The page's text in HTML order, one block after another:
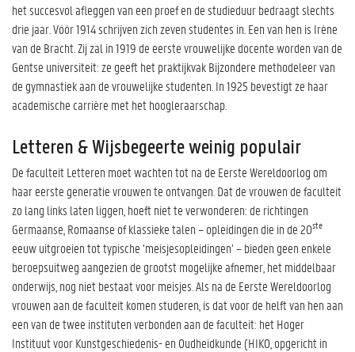
het succesvol afleggen van een proef en de studieduur bedraagt slechts
drie jaar. Vóór 1914 schrijven zich zeven studentes in. Een van hen is Irène
van de Bracht. Zij zal in 1919 de eerste vrouwelijke docente worden van de
Gentse universiteit: ze geeft het praktijkvak Bijzondere methodeleer van
de gymnastiek aan de vrouwelijke studenten. In 1925 bevestigt ze haar
academische carrière met het hoogleraarschap.
Letteren & Wijsbegeerte weinig populair
De faculteit Letteren moet wachten tot na de Eerste Wereldoorlog om
haar eerste generatie vrouwen te ontvangen. Dat de vrouwen de faculteit
zo lang links laten liggen, hoeft niet te verwonderen: de richtingen
Germaanse, Romaanse of klassieke talen – opleidingen die in de 20ste
eeuw uitgroeien tot typische ‘meisjesopleidingen’ – bieden geen enkele
beroepsuitweg aangezien de grootst mogelijke afnemer, het middelbaar
onderwijs, nog niet bestaat voor meisjes. Als na de Eerste Wereldoorlog
vrouwen aan de faculteit komen studeren, is dat voor de helft van hen aan
een van de twee instituten verbonden aan de faculteit: het Hoger
Instituut voor Kunstgeschiedenis- en Oudheidkunde (HIKO, opgericht in